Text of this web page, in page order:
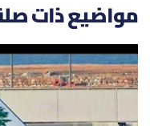
مواضيع ذات